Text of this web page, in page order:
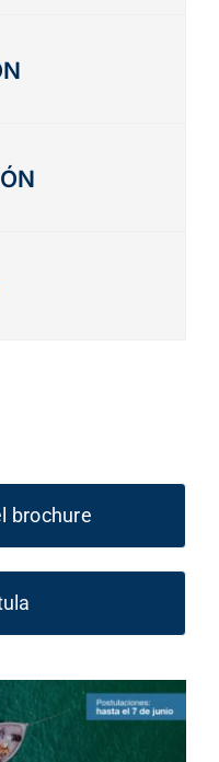
brochure